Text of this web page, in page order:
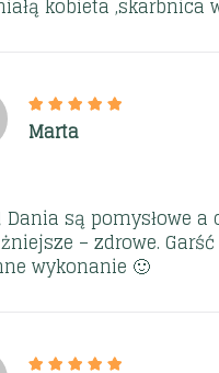
kobieta ,skarbnica
Marta
Dania są pomysłowe a
– zdrowe.
wykonanie 🙂